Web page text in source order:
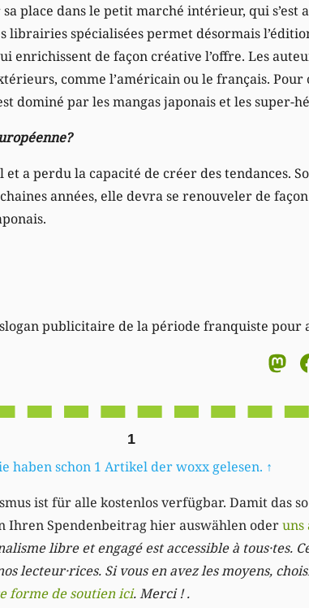
place dans le petit marché intérieur, qui s’est
librairies spécialisées permet désormais
enrichissent de façon créative l’offre. Les
comme l’américain ou le français.
dominé par les mangas japonais et les super-
a perdu la capacité de créer des tendances.
années, elle devra se renouveler de
publicitaire de la période franquiste
1
haben schon 1 Artikel der woxx gelesen. ↑
ist für alle kostenlos verfügbar. Damit das
Ihren Spendenbeitrag hier auswählen oderuns
libre et engagé est accessible à tous·tes.
lecteur·rices. Si vous en avez les moyens,
forme de soutien ici. Merci ! .